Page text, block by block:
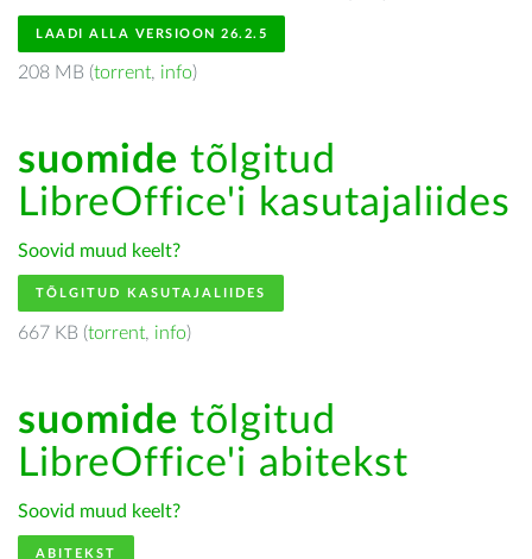
LAADI ALLA VERSIOON 26.2.5
208 MB (torrent, info)
suomide tõlgitud
LibreOffice'i kasutajaliides
Soovid muud keelt?
TÕLGITUD KASUTAJALIIDES
667 KB (torrent, info)
suomide tõlgitud
LibreOffice'i abitekst
Soovid muud keelt?
ABITEKST